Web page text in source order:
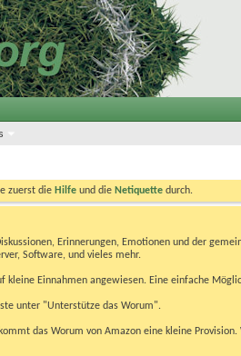
zuerst die Hilfe und die Netiquette durch.
Erinnerungen, Emotionen und der
Software, und vieles mehr.
kleine Einnahmen angewiesen. Eine einfache
unter "Unterstütze das Worum".
das Worum von Amazon eine kleine